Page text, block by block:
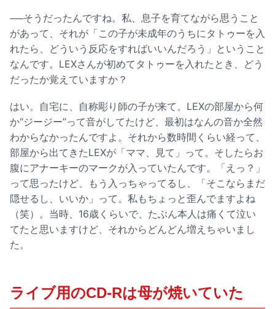
──そうだったんですね。私、息子を育てながら思うこと
があって、それが「この子が未成年のうちにタトゥーを入
れたら、どういう反応をすればいいんだろう」ということ
なんです。LEXさんが初めてタトゥーを入れたとき、どう
だったか覚えていますか？
はい。自宅に、自称彫り師の子が来て。LEXの部屋から何
か“ジージー”って音がしてたけど、最初はなんの音か全然
わからなかったんですよ。それから数時間くらい経って、
部屋から出てきたLEXが「ママ、見て」って。そしたらお
腹にアナーキーのマークが入っていたんです。「えっ？」
って思ったけど、もう入っちゃってるし、「そこならまだ
隠せるし、いいか」って。私もちょっと歪んでますよね
（笑）。当時、16歳くらいで、たぶん本人は痛くて泣い
てたと思いますけど、それからどんどん増えちゃいまし
た。
ライブ用のCD-Rは母が焼いていた